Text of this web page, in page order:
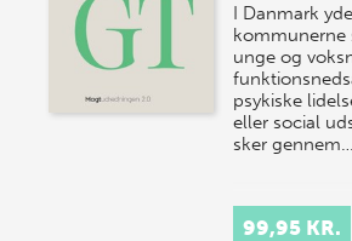
I Danmark
kommunerne
unge og
psykiske
eller social
sker gennem…
99,95 KR.